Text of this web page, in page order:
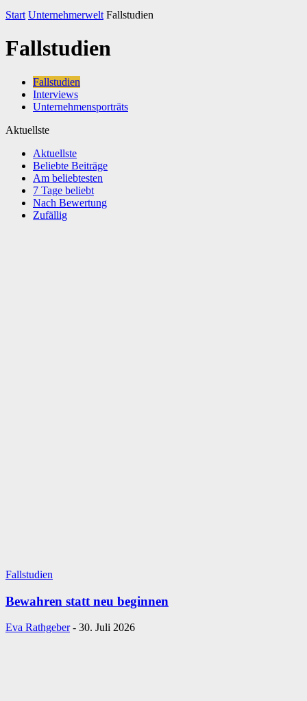
Start Unternehmerwelt Fallstudien
Fallstudien
Fallstudien
Interviews
Unternehmensporträts
Aktuellste
Aktuellste
Beliebte Beiträge
Am beliebtesten
7 Tage beliebt
Nach Bewertung
Zufällig
Fallstudien
Bewahren statt neu beginnen
Eva Rathgeber - 30. Juli 2026